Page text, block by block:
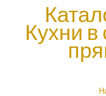
Кухни